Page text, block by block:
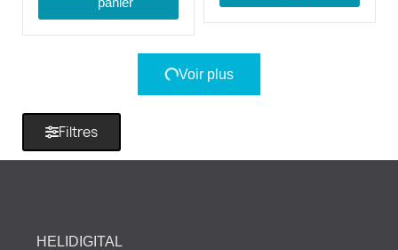
Filtres
Voir plus
HELIDIGITAL